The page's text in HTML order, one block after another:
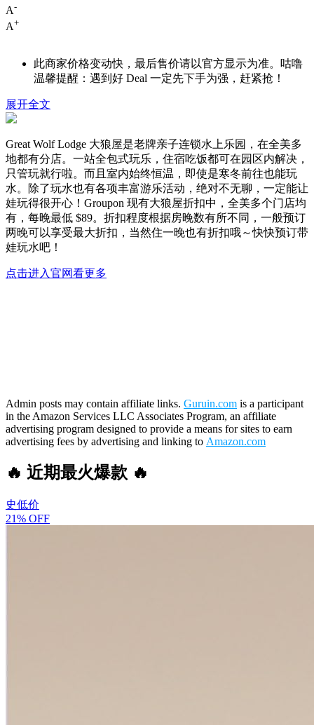
A-
A+
此商家价格变动快，最后售价请以官方显示为准。咕噜
温馨提醒：遇到好 Deal 一定先下手为强，赶紧抢！
展开全文
Great Wolf Lodge 大狼屋是老牌亲子连锁水上乐园，在全美多
地都有分店。一站全包式玩乐，住宿吃饭都可在园区内解决，
只管玩就行啦。而且室内始终恒温，即使是寒冬前往也能玩
水。除了玩水也有各项丰富游乐活动，绝对不无聊，一定能让
娃玩得很开心！Groupon 现有大狼屋折扣中，全美多个门店均
有，每晚最低 $89。折扣程度根据房晚数有所不同，一般预订
两晚可以享受最大折扣，当然住一晚也有折扣哦～快快预订带
娃玩水吧！
点击进入官网看更多
Admin posts may contain affiliate links. Guruin.com is a participant
in the Amazon Services LLC Associates Program, an affiliate
advertising program designed to provide a means for sites to earn
advertising fees by advertising and linking to Amazon.com
🔥 近期最火爆款 🔥
史低价
21% OFF